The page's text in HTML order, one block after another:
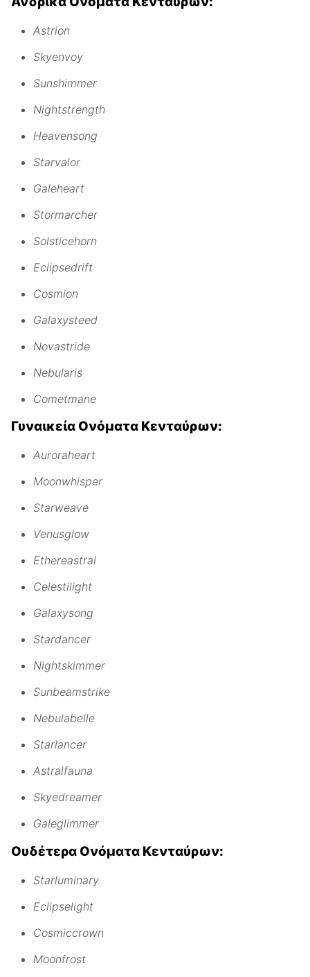
Astrion
Skyenvoy
Sunshimmer
Nightstrength
Heavensong
Starvalor
Galeheart
Stormarcher
Solsticehorn
Eclipsedrift
Cosmion
Galaxysteed
Novastride
Nebularis
Cometmane
Γυναικεία Ονόματα Κενταύρων:
Auroraheart
Moonwhisper
Starweave
Venusglow
Ethereastral
Celestilight
Galaxysong
Stardancer
Nightskimmer
Sunbeamstrike
Nebulabelle
Starlancer
Astralfauna
Skyedreamer
Galeglimmer
Ουδέτερα Ονόματα Κενταύρων:
Starluminary
Eclipselight
Cosmiccrown
Moonfrost